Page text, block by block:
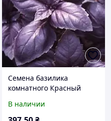
Семена базилика
комнатного Красный
В наличии